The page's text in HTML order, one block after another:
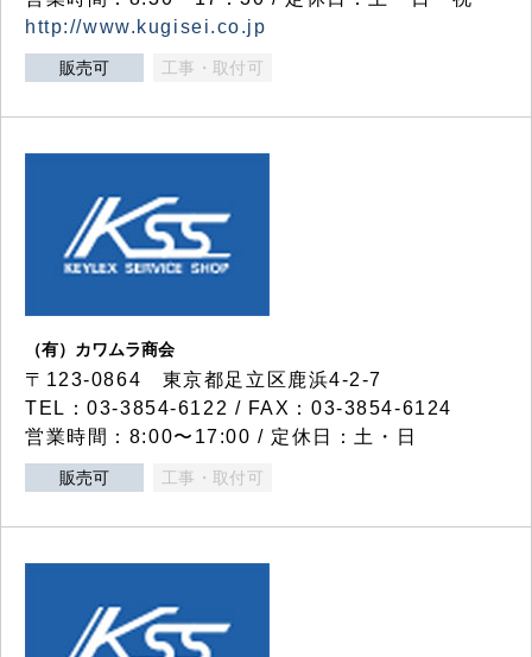
http://www.kugisei.co.jp
販売可 工事・取付可
（有）カワムラ商会
〒123-0864 東京都足立区鹿浜4-2-7
TEL：03-3854-6122 / FAX：03-3854-6124
営業時間：8:00〜17:00 / 定休日：土・日
販売可 工事・取付可